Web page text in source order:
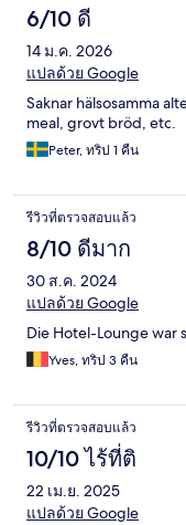
6/10 ดี
14 ม.ค. 2026
แปลด้วย Google
Saknar hälsosamma
meal, grovt bröd, etc.
Peter, ทริป 1 คืน
รีวิวที่ตรวจสอบแล้ว
8/10 ดีมาก
30 ส.ค. 2024
แปลด้วย Google
Die Hotel-Lounge war
Yves, ทริป 3 คืน
รีวิวที่ตรวจสอบแล้ว
10/10 ไร้ที่ติ
22 เม.ย. 2025
แปลด้วย Google